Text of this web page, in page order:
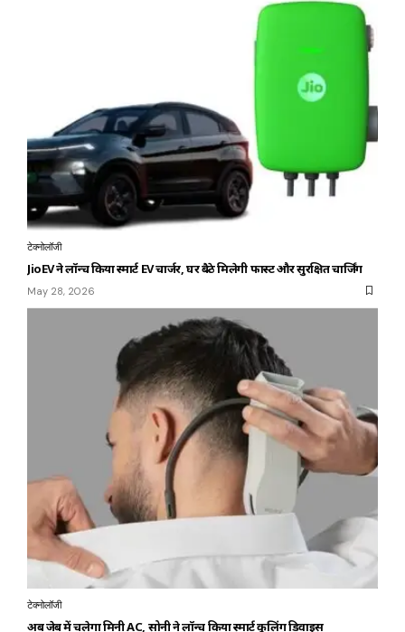
टेक्नोलॉजी
JioEV ने लॉन्च किया स्मार्ट EV चार्जर, घर बैठे मिलेगी फास्ट और सुरक्षित चार्जिंग
May 28, 2026
टेक्नोलॉजी
अब जेब में चलेगा मिनी AC, सोनी ने लॉन्च किया स्मार्ट कूलिंग डिवाइस